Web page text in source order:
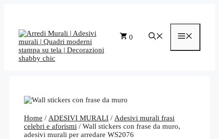
0
Home / ADESIVI MURALI / Adesivi murali frasi
celebri e aforismi / Wall stickers con frase da muro,
adesivi murali per arredare WS2076